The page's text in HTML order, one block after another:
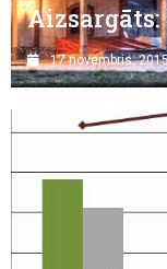
17 novembris,